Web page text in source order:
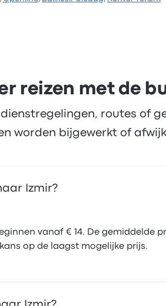
reizen met de
routes of
worden bijgewerkt of
Izmir?
vanaf € 14. De gemiddelde
op de laagst mogelijke prijs.